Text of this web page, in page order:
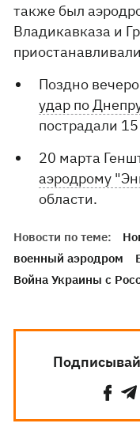
также был
Владикавказа и
Поздно
удар по
пострадали
20 марта
аэродрому
области.
Новости по теме:
военный аэродром
Война Украины с